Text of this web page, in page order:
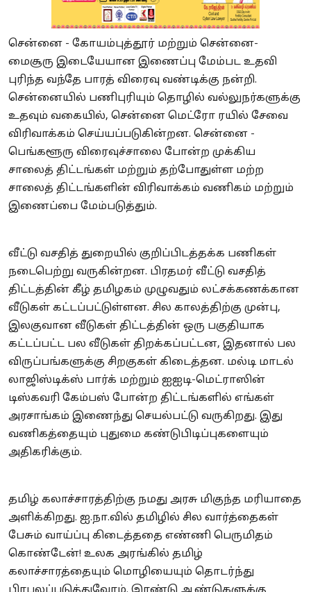
சென்னை - கோயம்புத்தூர் மற்றும் சென்னை-
மைசூரு இடையேயான இணைப்பு மேம்பட உதவி
புரிந்த வந்தே பாரத் விரைவு வண்டிக்கு நன்றி.
சென்னையில் பணிபுரியும் தொழில் வல்லுநர்களுக்கு
உதவும் வகையில், சென்னை மெட்ரோ ரயில் சேவை
விரிவாக்கம் செய்யப்படுகின்றன. சென்னை -
பெங்களூரு விரைவுச்சாலை போன்ற முக்கிய
சாலைத் திட்டங்கள் மற்றும் தற்போதுள்ள மற்ற
சாலைத் திட்டங்களின் விரிவாக்கம் வணிகம் மற்றும்
இணைப்பை மேம்படுத்தும்.
வீட்டு வசதித் துறையில் குறிப்பிடத்தக்க பணிகள்
நடைபெற்று வருகின்றன. பிரதமர் வீட்டு வசதித்
திட்டத்தின் கீழ் தமிழகம் முழுவதும் லட்சக்கணக்கான
வீடுகள் கட்டப்பட்டுள்ளன. சில காலத்திற்கு முன்பு,
இலகுவான வீடுகள் திட்டத்தின் ஒரு பகுதியாக
கட்டப்பட்ட பல வீடுகள் திறக்கப்பட்டன, இதனால் பல
விருப்பங்களுக்கு சிறகுகள் கிடைத்தன. மல்டி மாடல்
லாஜிஸ்டிக்ஸ் பார்க் மற்றும் ஐஐடி-மெட்ராஸின்
டிஸ்கவரி கேம்பஸ் போன்ற திட்டங்களில் எங்கள்
அரசாங்கம் இணைந்து செயல்பட்டு வருகிறது. இது
வணிகத்தையும் புதுமை கண்டுபிடிப்புகளையும்
அதிகரிக்கும்.
தமிழ் கலாச்சாரத்திற்கு நமது அரசு மிகுந்த மரியாதை
அளிக்கிறது. ஐ.நா.வில் தமிழில் சில வார்த்தைகள்
பேசும் வாய்ப்பு கிடைத்ததை எண்ணி பெருமிதம்
கொண்டேன்! உலக அரங்கில் தமிழ்
கலாச்சாரத்தையும் மொழியையும் தொடர்ந்து